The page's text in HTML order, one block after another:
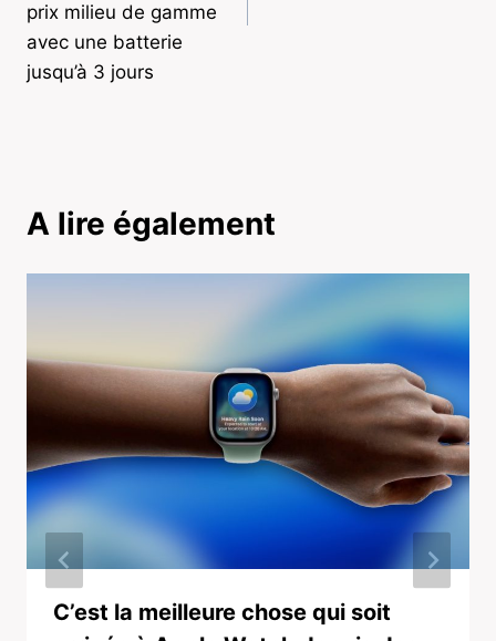
prix milieu de gamme
avec une batterie
jusqu’à 3 jours
A lire également
C’est la meilleure chose qui soit